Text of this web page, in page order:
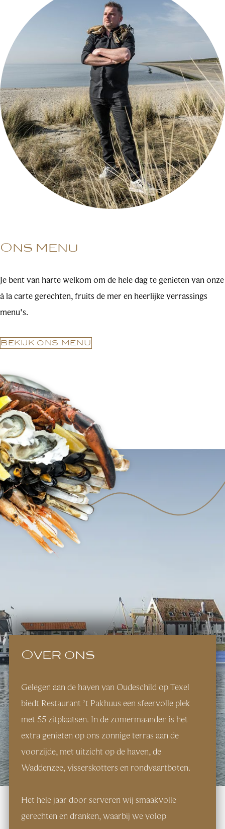
Ons menu
Je bent van harte welkom om de hele dag te genieten van onze
à la carte gerechten, fruits de mer en heerlijke verrassings
menu's.
BEKIJK ONS MENU
Over ons
Gelegen aan de haven van Oudeschild op Texel
biedt Restaurant ’t Pakhuus een sfeervolle plek
met 55 zitplaatsen. In de zomermaanden is het
extra genieten op ons zonnige terras aan de
voorzijde, met uitzicht op de haven, de
Waddenzee, visserskotters en rondvaartboten.
Het hele jaar door serveren wij smaakvolle
gerechten en dranken, waarbij we volop